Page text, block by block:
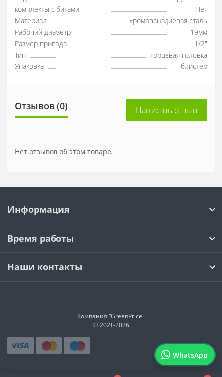
комплекты с битами
Нет
Материал
хромованадиевая сталь
Рабочий диаметр
19мм
Размер привода
1/2"
Тип
торцевая головка
Упаковка
блистер
Отзывов (0) Написать отзыв
Нет отзывов об этом товаре.
WhatsApp
Информация
Время работы
Наши контакты
Компания "GreenPrice"
© 2021-2026